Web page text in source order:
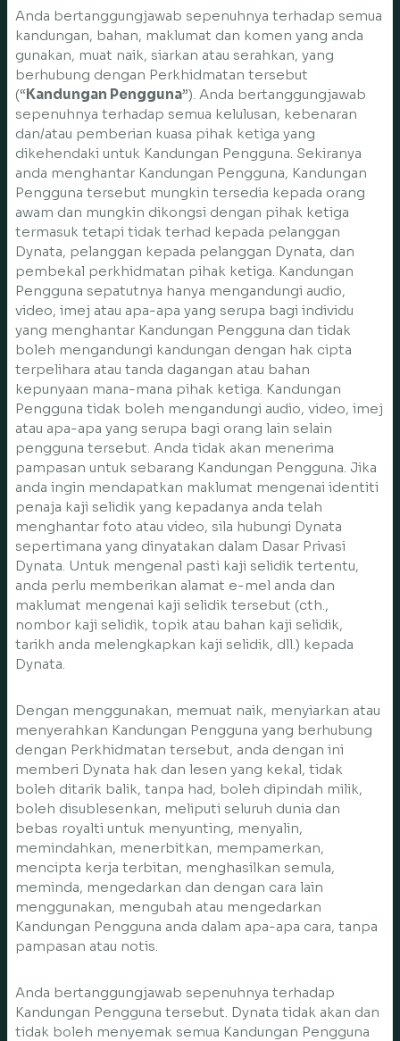
Anda bertanggungjawab sepenuhnya terhadap semua
kandungan, bahan, maklumat dan komen yang anda
gunakan, muat naik, siarkan atau serahkan, yang
berhubung dengan Perkhidmatan tersebut
(“Kandungan Pengguna”). Anda bertanggungjawab
sepenuhnya terhadap semua kelulusan, kebenaran
dan/atau pemberian kuasa pihak ketiga yang
dikehendaki untuk Kandungan Pengguna. Sekiranya
anda menghantar Kandungan Pengguna, Kandungan
Pengguna tersebut mungkin tersedia kepada orang
awam dan mungkin dikongsi dengan pihak ketiga
termasuk tetapi tidak terhad kepada pelanggan
Dynata, pelanggan kepada pelanggan Dynata, dan
pembekal perkhidmatan pihak ketiga. Kandungan
Pengguna sepatutnya hanya mengandungi audio,
video, imej atau apa-apa yang serupa bagi individu
yang menghantar Kandungan Pengguna dan tidak
boleh mengandungi kandungan dengan hak cipta
terpelihara atau tanda dagangan atau bahan
kepunyaan mana-mana pihak ketiga. Kandungan
Pengguna tidak boleh mengandungi audio, video, imej
atau apa-apa yang serupa bagi orang lain selain
pengguna tersebut. Anda tidak akan menerima
pampasan untuk sebarang Kandungan Pengguna. Jika
anda ingin mendapatkan maklumat mengenai identiti
penaja kaji selidik yang kepadanya anda telah
menghantar foto atau video, sila hubungi Dynata
sepertimana yang dinyatakan dalam Dasar Privasi
Dynata. Untuk mengenal pasti kaji selidik tertentu,
anda perlu memberikan alamat e-mel anda dan
maklumat mengenai kaji selidik tersebut (cth.,
nombor kaji selidik, topik atau bahan kaji selidik,
tarikh anda melengkapkan kaji selidik, dll.) kepada
Dynata.
Dengan menggunakan, memuat naik, menyiarkan atau
menyerahkan Kandungan Pengguna yang berhubung
dengan Perkhidmatan tersebut, anda dengan ini
memberi Dynata hak dan lesen yang kekal, tidak
boleh ditarik balik, tanpa had, boleh dipindah milik,
boleh disublesenkan, meliputi seluruh dunia dan
bebas royalti untuk menyunting, menyalin,
memindahkan, menerbitkan, mempamerkan,
mencipta kerja terbitan, menghasilkan semula,
meminda, mengedarkan dan dengan cara lain
menggunakan, mengubah atau mengedarkan
Kandungan Pengguna anda dalam apa-apa cara, tanpa
pampasan atau notis.
Anda bertanggungjawab sepenuhnya terhadap
Kandungan Pengguna tersebut. Dynata tidak akan dan
tidak boleh menyemak semua Kandungan Pengguna